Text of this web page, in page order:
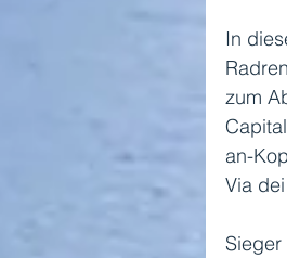
In
zum
an-
Via